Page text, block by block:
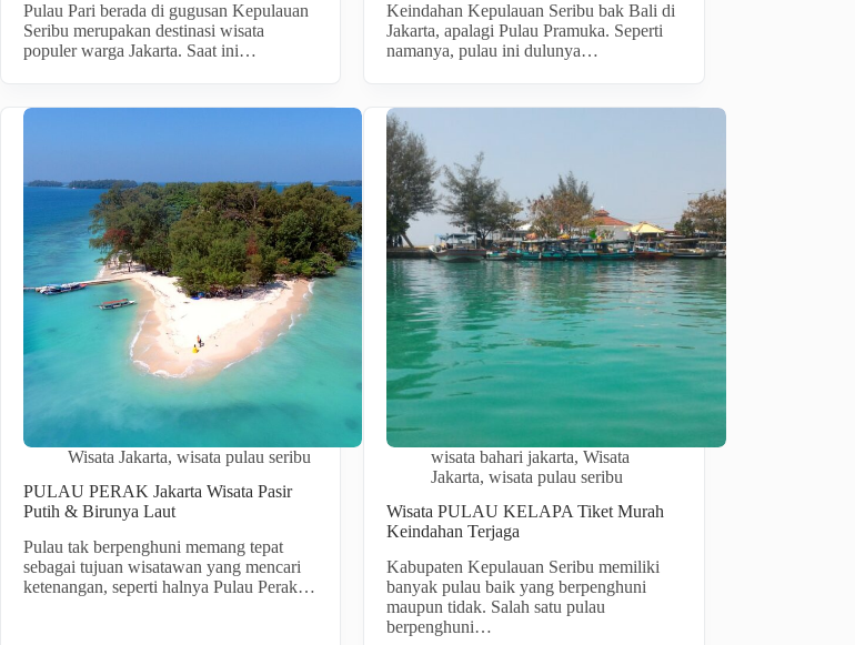
Pulau Pari berada di gugusan Kepulauan
Seribu merupakan destinasi wisata
populer warga Jakarta. Saat ini…
Keindahan Kepulauan Seribu bak Bali di
Jakarta, apalagi Pulau Pramuka. Seperti
namanya, pulau ini dulunya…
Wisata Jakarta, wisata pulau seribu
PULAU PERAK Jakarta Wisata Pasir
Putih & Birunya Laut
Pulau tak berpenghuni memang tepat
sebagai tujuan wisatawan yang mencari
ketenangan, seperti halnya Pulau Perak…
wisata bahari jakarta,Wisata
Jakarta,wisata pulau seribu
Wisata PULAU KELAPA Tiket Murah
Keindahan Terjaga
Kabupaten Kepulauan Seribu memiliki
banyak pulau baik yang berpenghuni
maupun tidak. Salah satu pulau
berpenghuni…